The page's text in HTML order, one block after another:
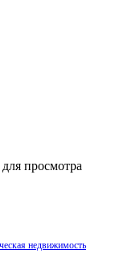
для просмотра